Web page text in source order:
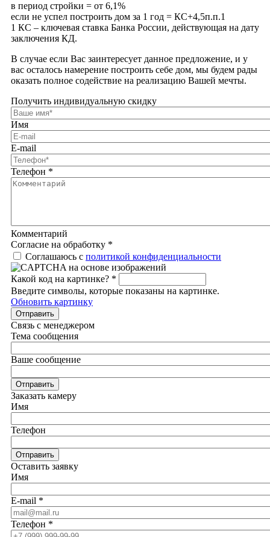
в период стройки = от 6,1%
если не успел построить дом за 1 год = КС+4,5п.п.1
1 КС – ключевая ставка Банка России, действующая на дату
заключения КД.
В случае если Вас заинтересует данное предложение, и у
вас осталось намерение построить себе дом, мы будем рады
оказать полное содействие на реализацию Вашей мечты.
Получить индивидуальную скидку
Имя
E-mail
Телефон *
Комментарий
Согласие на обработку *
Соглашаюсь с политикой конфиденциальности
Какой код на картинке? *
Введите символы, которые показаны на картинке.
Обновить картинку
Отправить
Связь с менеджером
Тема сообщения
Ваше сообщение
Отправить
Заказать камеру
Имя
Телефон
Отправить
Оставить заявку
Имя
E-mail *
Телефон *